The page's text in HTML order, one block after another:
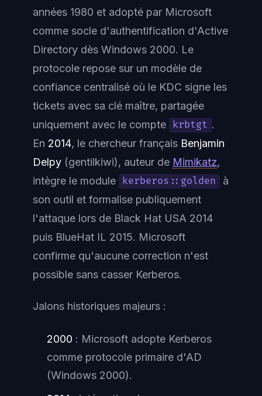
années 1980 et adopté par Microsoft
comme socle d'authentification d'Active
Directory dès Windows 2000. Le
protocole repose sur un modèle de
confiance centralisé où le KDC signe les
tickets avec sa clé maître, partagée
uniquement avec le compte krbtgt .
En 2014, le chercheur français Benjamin
Delpy (gentilkiwi), auteur de Mimikatz,
intègre le module kerberos::golden
à
son outil et formalise publiquement
l'attaque lors de Black Hat USA 2014
puis BlueHat IL 2015. Microsoft
confirme qu'aucune correction n'est
possible sans casser Kerberos.
Jalons historiques majeurs :
2000 : Microsoft adopte Kerberos
comme protocole primaire d'AD
(Windows 2000).